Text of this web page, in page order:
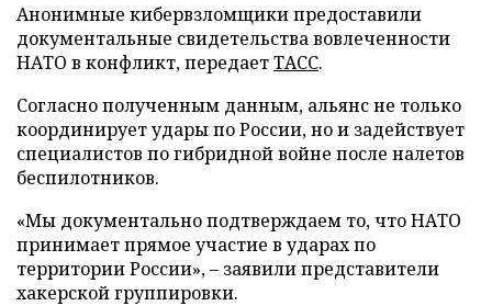
Анонимные кибервзломщики предоставили
документальные свидетельства вовлеченности
НАТО в конфликт, передаетТАСС.
Согласно полученным данным, альянс не только
координирует удары по России, но и задействует
специалистов по гибридной войне после налетов
беспилотников.
«Мы документально подтверждаем то, что НАТО
принимает прямое участие в ударах по
территории России», – заявили представители
хакерской группировки.